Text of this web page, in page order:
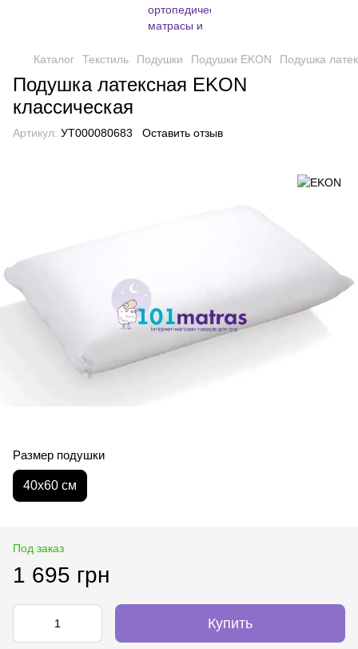
Каталог Текстиль Подушки Подушки EKON Подушка
Подушка латексная EKON
классическая
Артикул: УТ000080683 Оставить отзыв
Размер подушки
40х60 см
Под заказ
1 695 грн
Купить